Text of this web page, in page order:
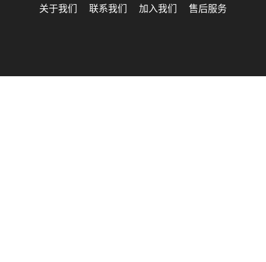
关于我们 联系我们 加入我们 售后服务